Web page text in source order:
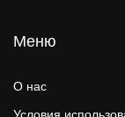
Меню
О нас